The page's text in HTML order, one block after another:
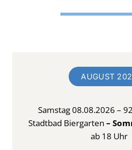
AUGUST
Samstag 08.08.2026 –
Stadtbad Biergarten –
ab 18 Uhr